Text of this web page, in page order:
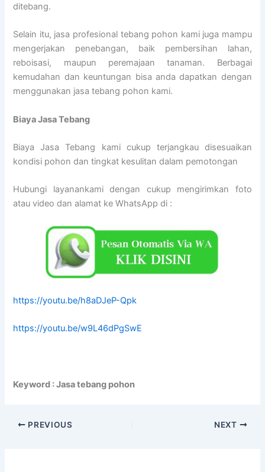
ditebang.
Selain itu, jasa profesional tebang pohon kami juga mampu
mengerjakan penebangan, baik pembersihan lahan,
reboisasi, maupun peremajaan tanaman. Berbagai
kemudahan dan keuntungan bisa anda dapatkan dengan
menggunakan jasa tebang pohon kami.
Biaya Jasa Tebang
Biaya Jasa Tebang kami cukup terjangkau disesuaikan
kondisi pohon dan tingkat kesulitan dalam pemotongan
Hubungi layanankami dengan cukup mengirimkan foto
atau video dan alamat ke WhatsApp di :
https://youtu.be/h8aDJeP-Qpk
https://youtu.be/w9L46dPgSwE
Keyword : Jasa tebang pohon
PREVIOUS NEXT